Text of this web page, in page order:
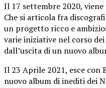
Il 17 settembre 2020,
Che si articola fra
un progetto ricco e
varie iniziative nel corso
dall’uscita di un nuovo
Il 23 Aprile 2021, esce con
nuovo album di inediti dei